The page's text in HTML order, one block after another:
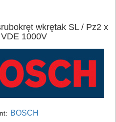
wkrętak SL / Pz2 x
1000V
BOSCH